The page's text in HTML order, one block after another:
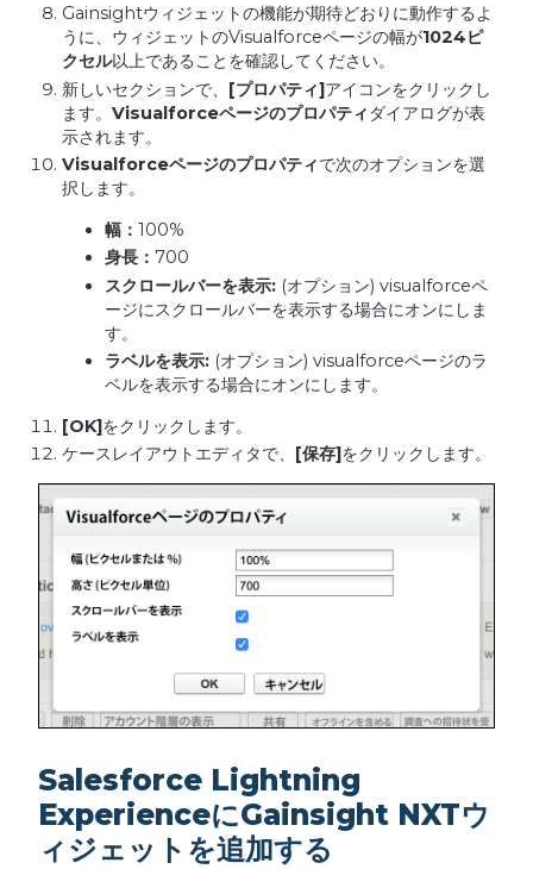
Gainsightウィジェットの機能が期待どおりに動作するよ
うに、ウィジェットのVisualforceページの幅が1024ピ
クセル以上であることを確認してください。
新しいセクションで、 [プロパティ]アイコンをクリックし
ます。 Visualforceページのプロパティ ダイアログが表
示されます。
Visualforceページのプロパティで次のオプションを選
択します。
幅： 100%
身長： 700
スクロールバーを表示: (オプション) visualforceペ
ージにスクロールバーを表示する場合にオンにしま
す。
ラベルを表示:(オプション) visualforceページのラ
ベルを表示する場合にオンにします。
[OK]をクリックします。
ケースレイアウトエディタで、 [保存]をクリックします。
Salesforce Lightning
ExperienceにGainsight NXTウ
ィジェットを追加する